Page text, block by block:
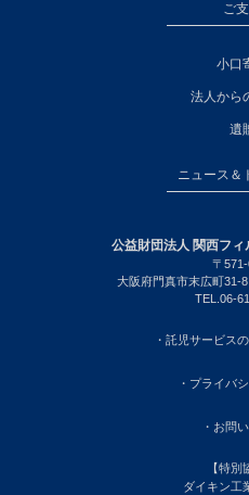
ご
小口
法人から
遺
ニュース＆
公益財団法人 関西フィ
〒
大阪府門真市末広町31-
TEL.06-
・託児サービス
・プライバ
・お問
【特別
ダイキン工